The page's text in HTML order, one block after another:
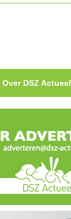
Over DSZ Actueel